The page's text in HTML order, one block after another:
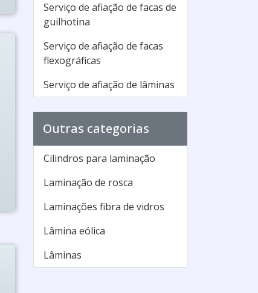
Serviço de afiação de facas de
guilhotina
Serviço de afiação de facas
flexográficas
Serviço de afiação de lâminas
Outras categorias
Cilindros para laminação
Laminação de rosca
Laminações fibra de vidros
Lâmina eólica
Lâminas